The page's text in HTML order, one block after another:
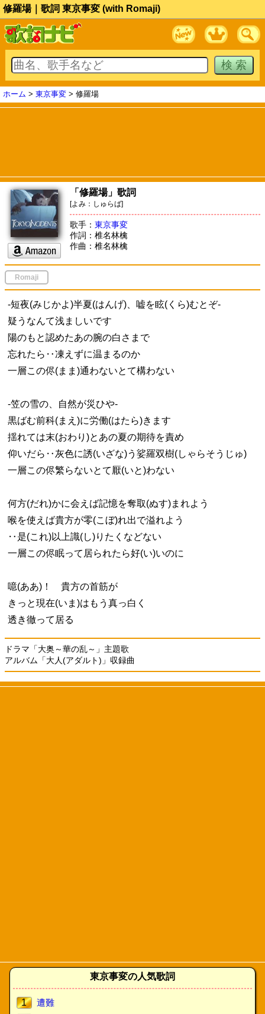
修羅場｜歌詞 東京事変 (with Romaji)
ホーム > 東京事変 > 修羅場
「修羅場」歌詞
[よみ：しゅらば]
歌手： 東京事変
作詞：椎名林檎
作曲：椎名林檎
Romaji
-短夜(みじかよ)半夏(はんげ)、嘘を眩(くら)むとぞ-
疑うなんて浅ましいです
陽のもと認めたあの腕の白さまで
忘れたら‥凍えずに温まるのか
一層この侭(まま)通わないとて構わない
-笠の雪の、自然が災ひや-
黒ばむ前科(まえ)に労働(はたら)きます
揺れては末(おわり)とあの夏の期待を責め
仰いだら‥灰色に誘(いざな)う娑羅双樹(しゃらそうじゅ)
一層この侭繁らないとて厭(いと)わない
何方(だれ)かに会えば記憶を奪取(ぬす)まれよう
喉を使えば貴方が零(こぼ)れ出で溢れよう
‥是(これ)以上識(し)りたくなどない
一層この侭眠って居られたら好(い)いのに
噫(ああ)！ 貴方の首筋が
きっと現在(いま)はもう真っ白く
透き徹って居る
ドラマ「大奥～華の乱～」主題歌
アルバム「大人(アダルト)」収録曲
東京事変の人気歌詞
1
遭難